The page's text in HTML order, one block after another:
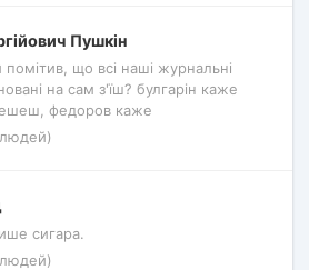
Пушкін
що всі наші журнальні
на сам з'їш? булгарін каже
федоров каже
сигара.